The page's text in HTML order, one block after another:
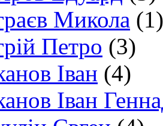
Микола (1)
Петро (3)
Іван (4)
Іван